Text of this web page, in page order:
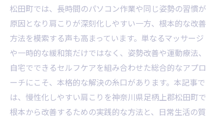
松田町では、長時間のパソコン作業や同じ姿勢の習慣が
原因となり肩こりが深刻化しやすい一方、根本的な改善
方法を模索する声も高まっています。単なるマッサージ
や一時的な緩和策だけではなく、姿勢改善や運動療法、
自宅でできるセルフケアを組み合わせた総合的なアプロ
ーチにこそ、本格的な解決の糸口があります。本記事で
は、慢性化しやすい肩こりを神奈川県足柄上郡松田町で
根本から改善するための実践的な方法と、日常生活の質